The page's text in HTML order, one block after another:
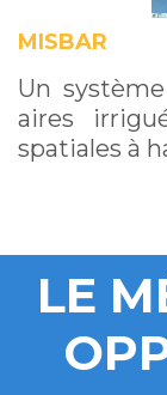
MISBAR
Un
aires
spatiales à
LE